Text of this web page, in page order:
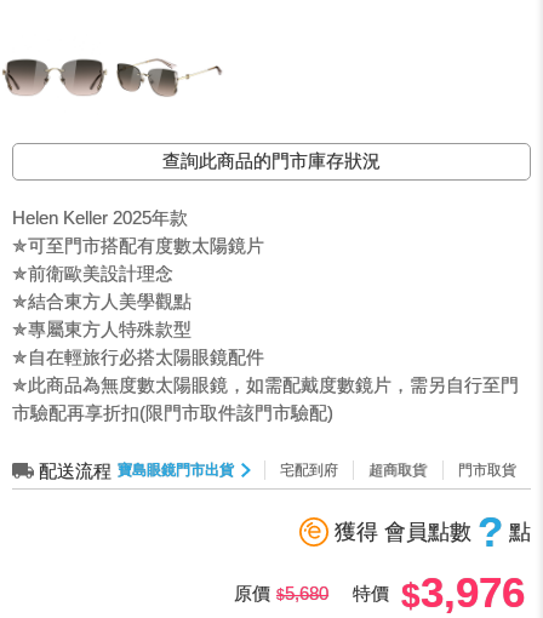
查詢此商品的門市庫存狀況
Helen Keller 2025年款
✯可至門市搭配有度數太陽鏡片
✯前衛歐美設計理念
✯結合東方人美學觀點
✯專屬東方人特殊款型
✯自在輕旅行必搭太陽眼鏡配件
✯此商品為無度數太陽眼鏡，如需配戴度數鏡片，需另自行至門
市驗配再享折扣(限門市取件該門市驗配)
配送流程 寶島眼鏡門市出貨 宅配到府 超商取貨 門市取貨
獲得 會員點數 ? 點
原價 5,680 特價 3,976